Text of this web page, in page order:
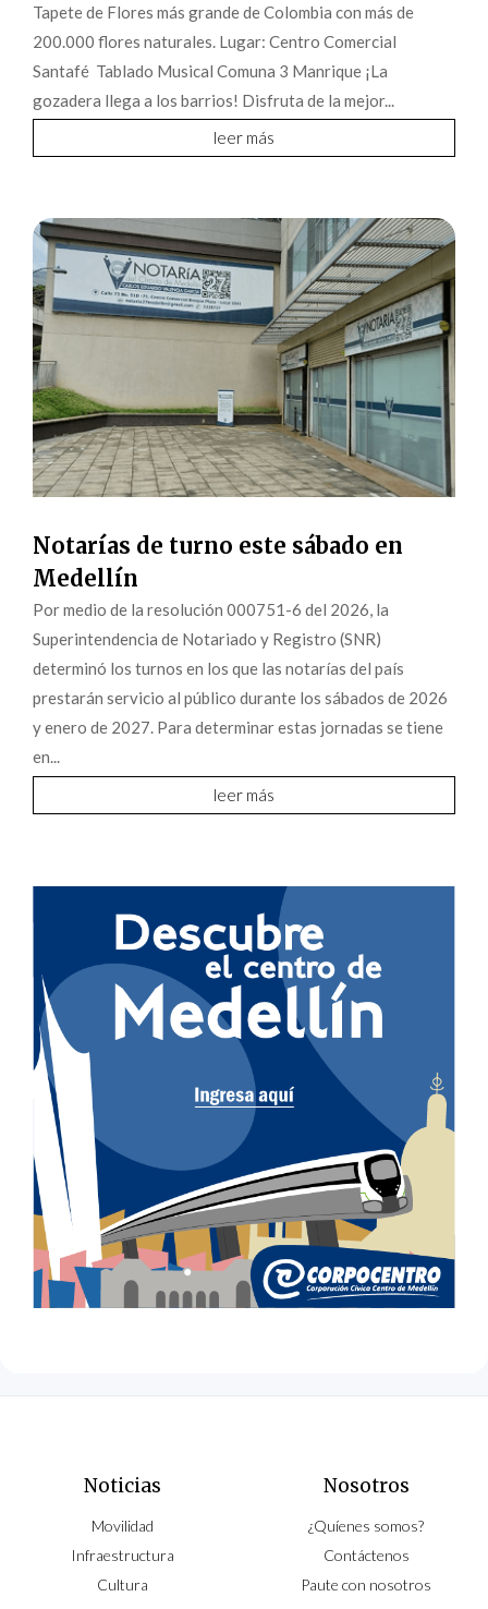
Tapete de Flores más grande de Colombia con más de
200.000 flores naturales. Lugar: Centro Comercial
Santafé Tablado Musical Comuna 3 Manrique ¡La
gozadera llega a los barrios! Disfruta de la mejor...
leer más
Notarías de turno este sábado en
Medellín
Por medio de la resolución 000751-6 del 2026, la
Superintendencia de Notariado y Registro (SNR)
determinó los turnos en los que las notarías del país
prestarán servicio al público durante los sábados de 2026
y enero de 2027. Para determinar estas jornadas se tiene
en...
leer más
Noticias
Movilidad
Infraestructura
Cultura
Nosotros
¿Quíenes somos?
Contáctenos
Paute con nosotros